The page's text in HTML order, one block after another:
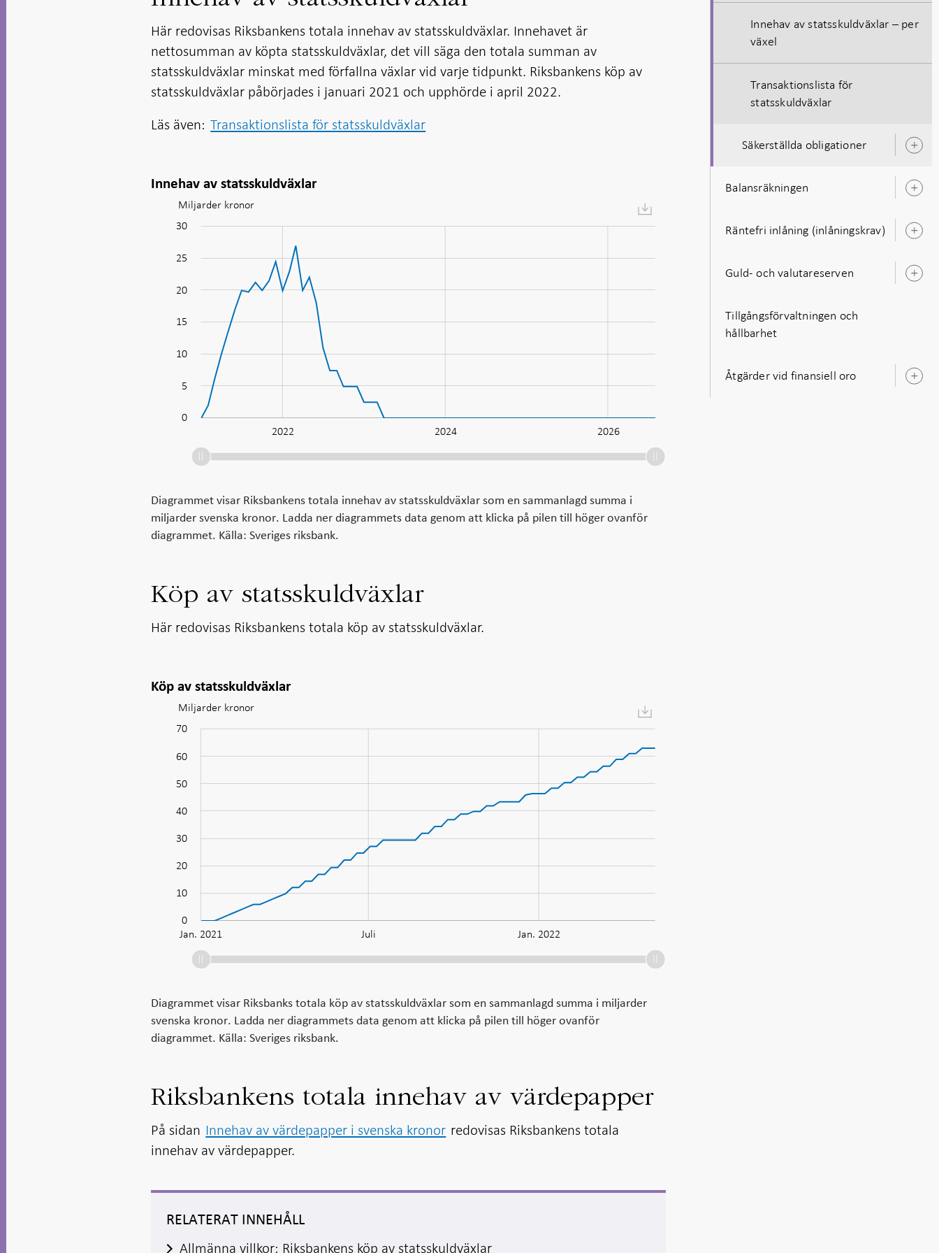
Här redovisas Riksbankens totala innehav av statsskuldväxlar. Innehavet är
nettosumman av köpta statsskuldväxlar, det vill säga den totala summan av
statsskuldväxlar minskat med förfallna växlar vid varje tidpunkt. Riksbankens köp av
statsskuldväxlar påbörjades i januari 2021 och upphörde i april 2022.
Läs även: Transaktionslista för statsskuldväxlar
Innehav av statsskuldväxlar
Diagram:
afm_agg_Government
Miljarder kronor
10
0
5
10
15
20
25
30
2022 2024 2026
Diagrammet visar Riksbankens totala innehav av statsskuldväxlar som en sammanlagd summa i
miljarder svenska kronor. Ladda ner diagrammets data genom att klicka på pilen till höger ovanför
diagrammet. Källa: Sveriges riksbank.
Köp av statsskuldväxlar
Här redovisas Riksbankens totala köp av statsskuldväxlar.
Köp av statsskuldväxlar
Diagram:
Miljarder kronor
0
10
20
30
40
50
60
70
L
Jan. 2021
Apr. Juli
Okt. Jan. 2022
Apr.
Juli
Diagrammet visar Riksbanks totala köp av statsskuldväxlar som en sammanlagd summa i miljarder
svenska kronor. Ladda ner diagrammets data genom att klicka på pilen till höger ovanför
diagrammet. Källa: Sveriges riksbank.
Riksbankens totala innehav av värdepapper
På sidan Innehav av värdepapper i svenska kronor redovisas Riksbankens totala
innehav av värdepapper.
RELATERAT INNEHÅLL
Allmänna villkor: Riksbankens köp av statsskuldväxlar
Innehav av statsskuldväxlar – per
växel
Transaktionslista för
statsskuldväxlar
Säkerställda obligationer
Balansräkningen
Räntefri inlåning (inlåningskrav)
Guld- och valutareserven
Tillgångsförvaltningen och
hållbarhet
Åtgärder vid finansiell oro